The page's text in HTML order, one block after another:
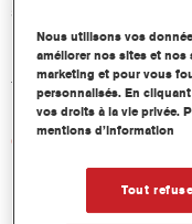
sous-couche 2K idéale
Line. Il procure une
pour une large gamme
fenêtres d'application.
Caractéristiques du
Excellent pouvoir
Très bonne
Idéal pour les
Nous utilisons vos
améliorer nos sites et
marketing et pour vous
personnalisés. En
vos droits à la vie privée.
mentions d’information
Tout